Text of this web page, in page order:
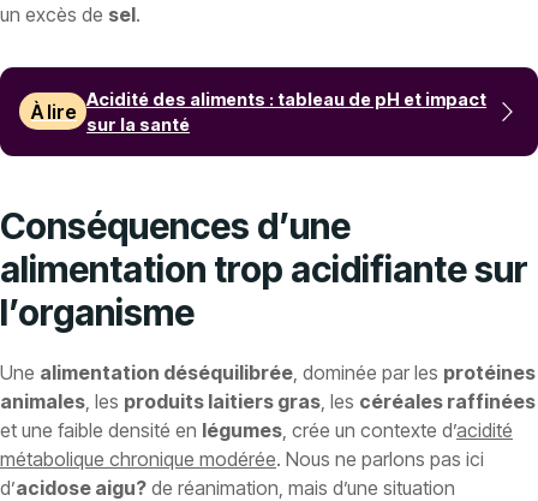
un excès de sel.
À lire
Acidité des aliments : tableau de pH et impact
sur la santé
Conséquences d’une
alimentation trop acidifiante sur
l’organisme
Une alimentation déséquilibrée , dominée par les protéines
animales , les produits laitiers gras , les céréales raffinées
et une faible densité en légumes , crée un contexte d’acidité
métabolique chronique modérée. Nous ne parlons pas ici
d’acidose aigu? de réanimation, mais d’une situation